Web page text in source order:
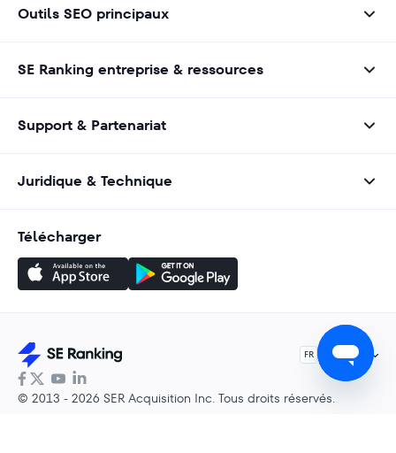
Outils SEO principaux
SE Ranking entreprise & ressources
Support & Partenariat
Juridique & Technique
Télécharger
FR Français
© 2013 - 2026 SER Acquisition Inc. Tous droits réservés.